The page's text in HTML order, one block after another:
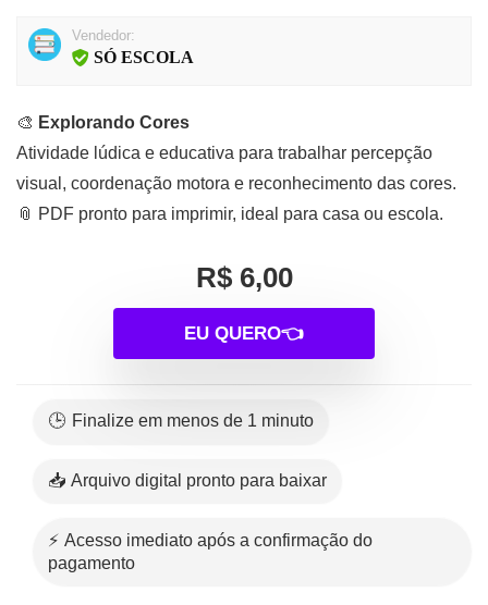
Vendedor:
SÓ ESCOLA
🎨 Explorando Cores
Atividade lúdica e educativa para trabalhar percepção
visual, coordenação motora e reconhecimento das cores.
📎 PDF pronto para imprimir, ideal para casa ou escola.
R$ 6,00
EU QUERO👈
🕒 Finalize em menos de 1 minuto
📥 Arquivo digital pronto para baixar
⚡ Acesso imediato após a confirmação do
pagamento